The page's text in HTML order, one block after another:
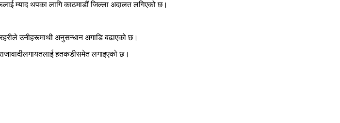
म्याद थपका लागि काठमाडौं जिल्ला अदालत लगिएको छ।
उनीहरूमाथी अनुसन्धान अगाडि बढाएको छ।
हतकडीसमेत लगाइएको छ।